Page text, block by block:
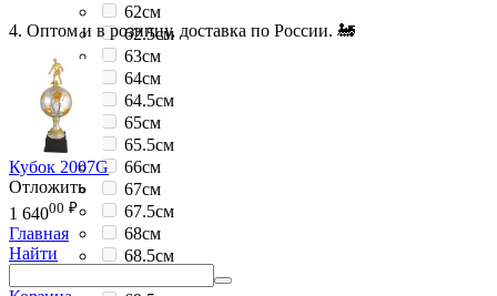
62см
62.5см
63см
64см
64.5см
65см
65.5см
66см
67см
67.5см
68см
68.5см
4. Оптом и в розницу, доставка по России. 🚂
Кубок 2007G
Отложить
1 64000 ₽
Главная
Найти